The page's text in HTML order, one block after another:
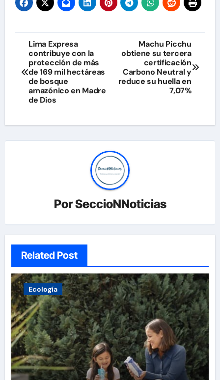
Navegación
de
entradas
Lima Expresa
contribuye con la
protección de más
de 169 mil hectáreas
de bosque
amazónico en Madre
de Dios
Machu Picchu
obtiene su tercera
certificación
Carbono Neutral y
reduce su huella en
7,07%
PorSeccioNNoticias
Related Post
Ecología